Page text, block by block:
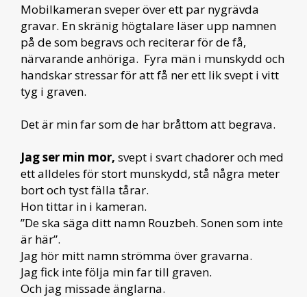
Mobilkameran sveper över ett par nygrävda
gravar. En skränig högtalare läser upp namnen
på de som begravs och reciterar för de få,
närvarande anhöriga. Fyra män i munskydd och
handskar stressar för att få ner ett lik svept i vitt
tyg i graven.
Det är min far som de har bråttom att begrava.
Jag ser min mor, svept i svart chadorer och med
ett alldeles för stort munskydd, stå några meter
bort och tyst fälla tårar.
Hon tittar in i kameran.
”De ska säga ditt namn Rouzbeh. Sonen som inte
är här”.
Jag hör mitt namn strömma över gravarna.
Jag fick inte följa min far till graven.
Och jag missade änglarna.